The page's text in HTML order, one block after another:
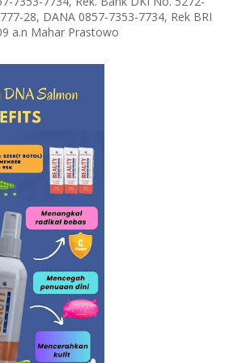
28, DANA 0857-7353-7734, Rek BRI
a.n Mahar Prastowo